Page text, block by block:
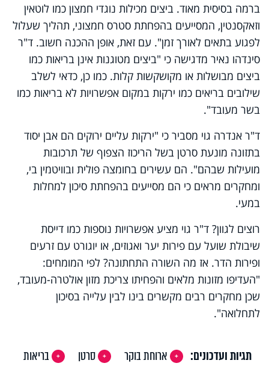
ברמה בסיסית מאוד. ביצים מכילות נוגדי חמצון כמו לוטאין
וזאקסנטין, המסייעים בהפחתת סטרס חמצוני, תהליך שעלול
לפגוע בתאים לאורך זמן". עם זאת, אופן ההכנה חשוב. ד"ר
סינדהו נאיר מדגישה כי "ביצים מטוגנות אינן בריאות כמו
ביצים מבושלות או מקושקשות קלות. כמו כן, כדאי לשלב
שילובים בריאים כמו ירקות במקום אפשרויות לא בריאות כמו
בשר מעובד".
ד"ר אנדרה גוי מסביר כי "ירקות עליים ירוקים הם אבן יסוד
בתזונה מונעת סרטן בשל הריכוז הצפוף של תרכובות
מועילות שבהם". הם עשירים בחומצה פולית ובוויטמין בי,
ומחקרים מראים כי הם מסייעים בהפחתת סיכון למחלות
במעי.
רוצים לגוון? ד"ר גוי מציע אפשרויות נוספות כמו דייסת
שיבולת שועל עם פירות יער ואגוזים, או יוגורט עם זרעים
ופירות הדר. אז מה השורה התחתונה? לפי המומחים:
"העדיפו מזונות מלאים והפחיתו צריכת מזון אולטרה-מעובד,
שכן מחקרים רבים מקשרים בינו לבין עלייה בסיכון
לתחלואה".
תגיות ועדכונים: ארוחת בוקר סרטן
בריאות